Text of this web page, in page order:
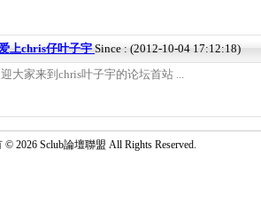
上chris仔叶子宇 Since : (2012-10-04 17:12:18)
大家来到chris叶子宇的论坛首站 ...
2026 Sclub論壇聯盟 All Rights Reserved.